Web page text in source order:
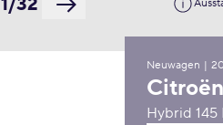
Neuwagen |
Citroën
Hybrid 145